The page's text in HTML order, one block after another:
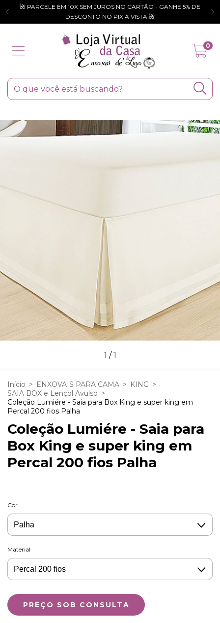
🌺 PARCELE EM 10X SEM JUROS NO CARTÃO - GANHE 5% DE
DESCONTO NO PIX À VISTA 🌺
0
1 /1
Início > ENXOVAIS PARA CAMA > KING >
SAIA BOX e Lençol Avulso >
Coleção Lumiére - Saia para Box King e super king em
Percal 200 fios Palha
Coleção Lumiére - Saia para
Box King e super king em
Percal 200 fios Palha
Cor
Material